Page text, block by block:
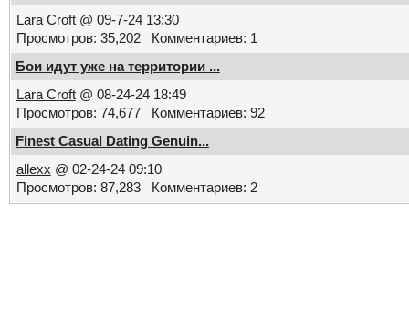
Lara Croft@ 09-7-24 13:30
Просмотров: 35,202 Комментариев: 1
Бои идут уже на территории ...
Lara Croft@ 08-24-24 18:49
Просмотров: 74,677 Комментариев: 92
Finest Сasual Dating Genuin...
allexx @ 02-24-24 09:10
Просмотров: 87,283 Комментариев: 2